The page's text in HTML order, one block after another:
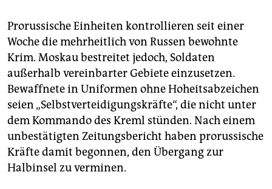
Prorussische Einheiten kontrollieren seit einer
Woche die mehrheitlich von Russen bewohnte
Krim. Moskau bestreitet jedoch, Soldaten
außerhalb vereinbarter Gebiete einzusetzen.
Bewaffnete in Uniformen ohne Hoheitsabzeichen
seien „Selbstverteidigungskräfte“, die nicht unter
dem Kommando des Kreml stünden. Nach einem
unbestätigten Zeitungsbericht haben prorussische
Kräfte damit begonnen, den Übergang zur
Halbinsel zu verminen.